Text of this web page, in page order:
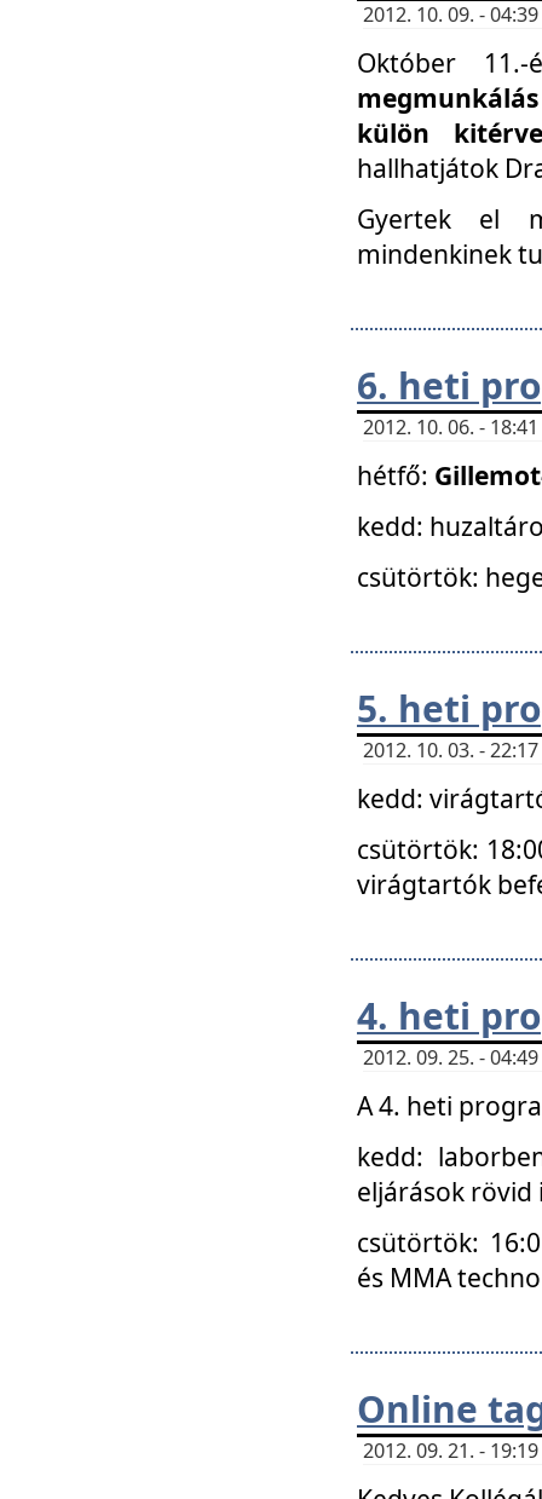
2012. 10. 09. -
Október
külön
hallhatjátok
Gyertek el
mindenkinek
6. heti
2012. 10. 06. -
hétfő:
kedd:
csütörtök:
5. heti
2012. 10. 03. -
kedd:
csütörtök:
virágtartók
4. heti
2012. 09. 25. -
A 4. heti
kedd:
eljárások
csütörtök:
és MMA
Online
2012. 09. 21. -